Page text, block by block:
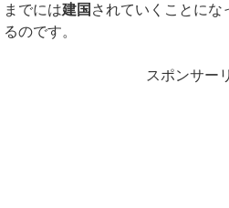
までには建国 されていくことにな
るのです。
スポンサー